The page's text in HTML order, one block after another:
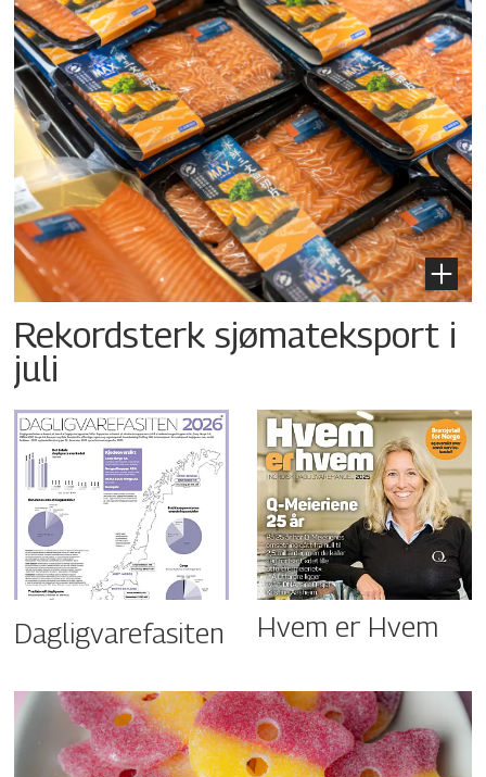
Rekordsterk sjømateksport i
juli
Dagligvarefasiten Hvem er Hvem